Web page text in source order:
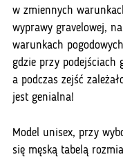
w zmiennych
wyprawy gravelowej,
warunkach
gdzie przy podejściach
a podczas zejść
jest genialna!
Model unisex, przy
się męską tabelą